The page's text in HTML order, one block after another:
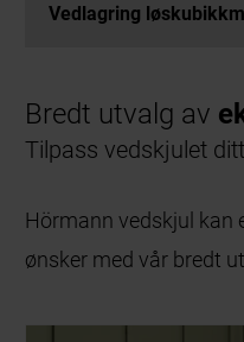
Vedlagring
Bredt utvalg av
Tilpass vedskjulet
Hörmann vedskjul kan
ønsker med vår bredt